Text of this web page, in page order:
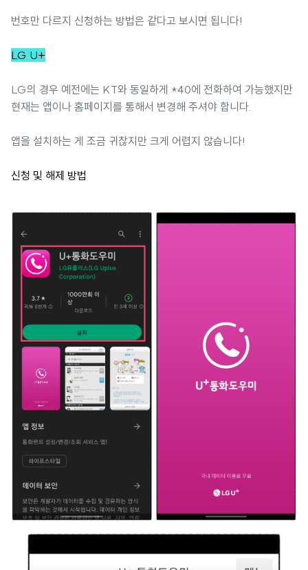
번호만 다르지 신청하는 방법은 같다고 보시면 됩니다!
LG U+
LG의 경우 예전에는 KT와 동일하게 *40에 전화하여 가능했지만
현재는 앱이나 홈페이지를 통해서 변경해 주셔야 합니다.
앱을 설치하는 게 조금 귀찮지만 크게 어렵지 않습니다!
신청 및 해제 방법